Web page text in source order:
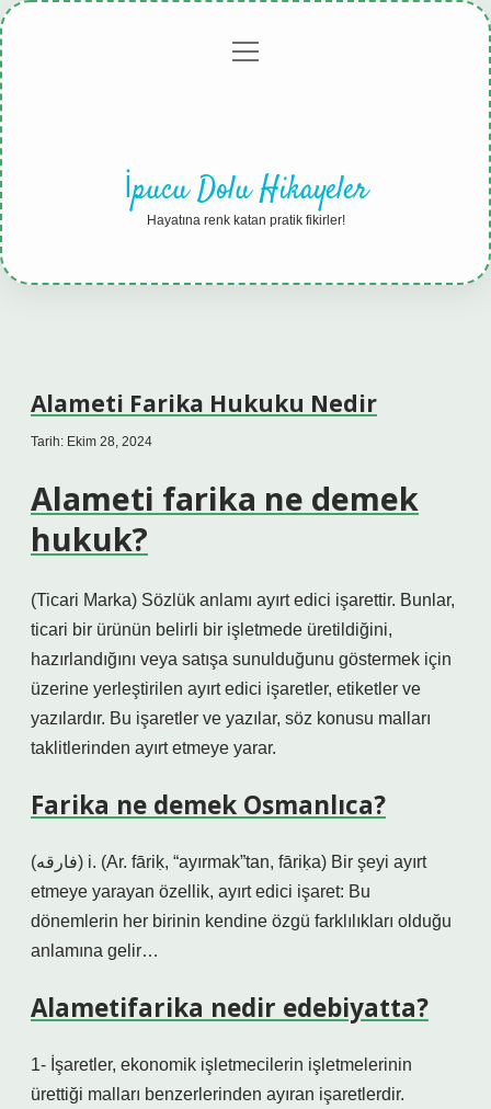
Gizlilikmenüyü
İpucu Dolu Hikayeler
Hayatına renk katan pratik fikirler!
Alameti Farika Hukuku Nedir
Tarih: Ekim 28, 2024
Alameti farika ne demek
hukuk?
(Ticari Marka) Sözlük anlamı ayırt edici işarettir. Bunlar,
ticari bir ürünün belirli bir işletmede üretildiğini,
hazırlandığını veya satışa sunulduğunu göstermek için
üzerine yerleştirilen ayırt edici işaretler, etiketler ve
yazılardır. Bu işaretler ve yazılar, söz konusu malları
taklitlerinden ayırt etmeye yarar.
Farika ne demek Osmanlıca?
(ﻓﺎﺭﻗﻪ) i. (Ar. fāriḳ, “ayırmak”tan, fāriḳa) Bir şeyi ayırt
etmeye yarayan özellik, ayırt edici işaret: Bu
dönemlerin her birinin kendine özgü farklılıkları olduğu
anlamına gelir…
Alametifarika nedir edebiyatta?
1- İşaretler, ekonomik işletmecilerin işletmelerinin
ürettiği malları benzerlerinden ayıran işaretlerdir.